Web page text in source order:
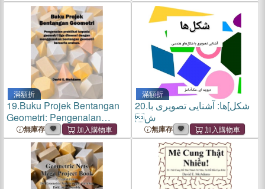
滿額折
19.Buku Projek Bentangan
Geometri: Pengenalan
praktikal kepada geometri
tiga dimensi dengan
menggunakan bentangan
geometri berserta arahan
無庫存
滿額折
20.شکل]ها: آشنایی تصویری با
ش
無庫存